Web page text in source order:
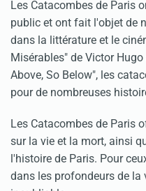
Les Catacombes de Paris
public et ont fait l'objet de
dans la littérature et le
Misérables" de Victor
Above, So Below", les
pour de nombreuses
Les Catacombes de Paris
sur la vie et la mort, ainsi
l'histoire de Paris. Pour
dans les profondeurs de la